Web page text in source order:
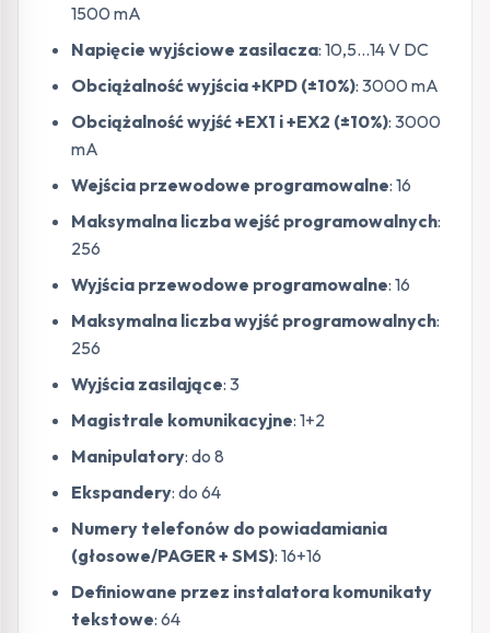
1500 mA
Napięcie wyjściowe zasilacza: 10,5…14 V DC
Obciążalność wyjścia +KPD (±10%): 3000 mA
Obciążalność wyjść +EX1 i +EX2 (±10%): 3000
mA
Wejścia przewodowe programowalne: 16
Maksymalna liczba wejść programowalnych:
256
Wyjścia przewodowe programowalne: 16
Maksymalna liczba wyjść programowalnych:
256
Wyjścia zasilające: 3
Magistrale komunikacyjne: 1+2
Manipulatory: do 8
Ekspandery: do 64
Numery telefonów do powiadamiania
(głosowe/PAGER + SMS): 16+16
Definiowane przez instalatora komunikaty
tekstowe: 64